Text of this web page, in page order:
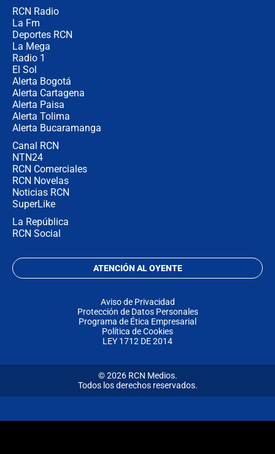
RCN Radio
La Fm
Deportes RCN
La Mega
Radio 1
El Sol
Alerta Bogotá
Alerta Cartagena
Alerta Paisa
Alerta Tolima
Alerta Bucaramanga
Canal RCN
NTN24
RCN Comerciales
RCN Novelas
Noticias RCN
SuperLike
La República
RCN Social
ATENCIÓN AL OYENTE
Aviso de Privacidad
Protección de Datos Personales
Programa de Ética Empresarial
Política de Cookies
LEY 1712 DE 2014
© 2026 RCN Medios.
Todos los derechos reservados.